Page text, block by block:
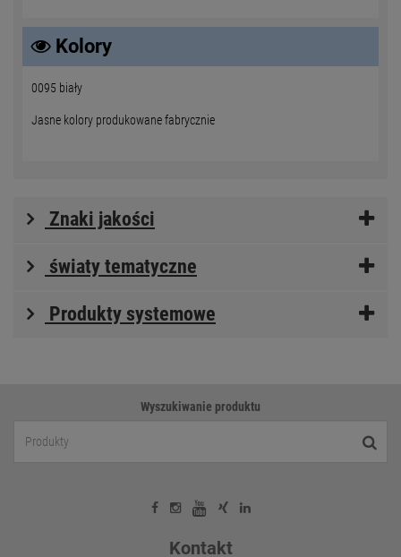
Kolory
0095 biały
Jasne kolory produkowane fabrycznie
Znaki jakości
światy tematyczne
Produkty systemowe
Wyszukiwanie produktu
Kontakt